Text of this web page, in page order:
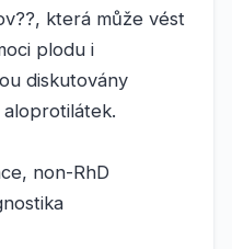
která může vést
plodu i
diskutovány
non-RhD